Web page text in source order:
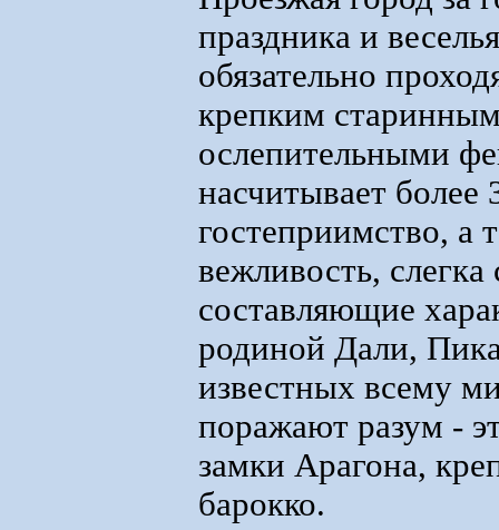
праздника и
обязательно
крепким
ослепительными
насчитывает
гостеприимство, а
вежливость,
составляющие
родиной Дали,
известных всему
поражают разум -
замки Арагона,
барокко.